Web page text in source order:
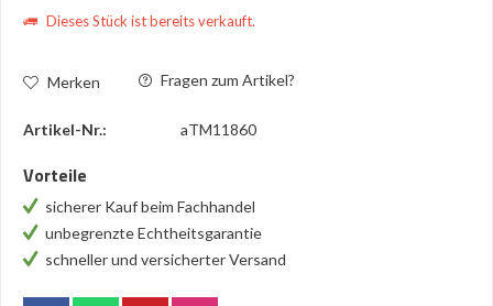
Dieses Stück ist bereits verkauft.
Merken Fragen zum Artikel?
Artikel-Nr.: aTM11860
Vorteile
sicherer Kauf beim Fachhandel
unbegrenzte Echtheitsgarantie
schneller und versicherter Versand